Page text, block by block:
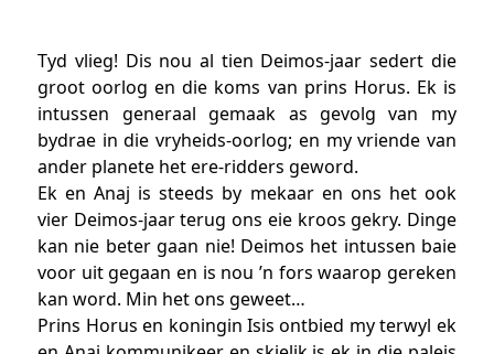
Tyd vlieg! Dis nou al tien Deimos-jaar sedert die
groot oorlog en die koms van prins Horus. Ek is
intussen generaal gemaak as gevolg van my
bydrae in die vryheids-oorlog; en my vriende van
ander planete het ere-ridders geword.
Ek en Anaj is steeds by mekaar en ons het ook
vier Deimos-jaar terug ons eie kroos gekry. Dinge
kan nie beter gaan nie! Deimos het intussen baie
voor uit gegaan en is nou ’n fors waarop gereken
kan word. Min het ons geweet…
Prins Horus en koningin Isis ontbied my terwyl ek